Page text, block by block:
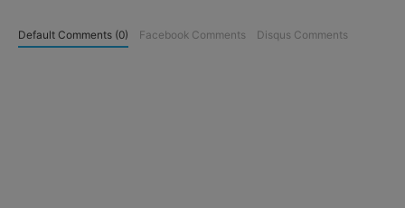
Default Comments (0) Facebook Comments Disqus Comments